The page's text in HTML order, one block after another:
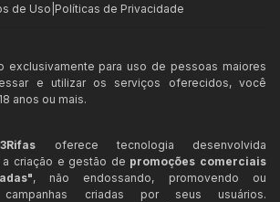
de Uso Políticas de Privacidade
exclusivamente para uso de pessoas maiores
e utilizar os serviços oferecidos, você
anos ou mais.
oferece tecnologia desenvolvida
criação e gestão de promoções comerciais
, não endossando, promovendo ou
criadas por seus usuários.